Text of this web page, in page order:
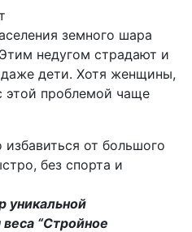
земного шара
недугом страдают и
дети. Хотя женщины,
этой проблемой чаще
уникальной
“Стройное